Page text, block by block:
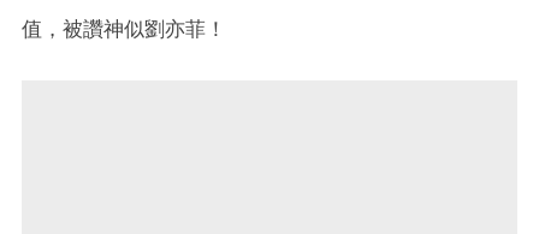
值，被讚神似劉亦菲！